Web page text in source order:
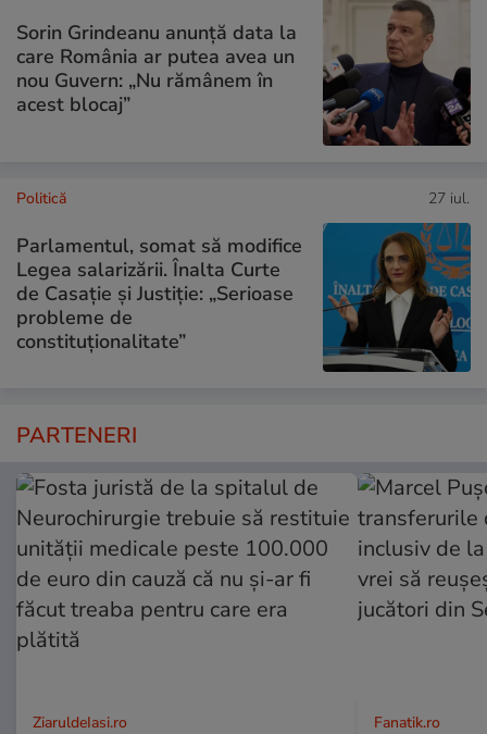
Sorin Grindeanu anunță data la
care România ar putea avea un
nou Guvern: „Nu rămânem în
acest blocaj”
Politică 27 iul.
Parlamentul, somat să modifice
Legea salarizării. Înalta Curte
de Casație și Justiție: „Serioase
probleme de
constituționalitate”
PARTENERI
ZiaruldeIasi.ro Fanatik.ro